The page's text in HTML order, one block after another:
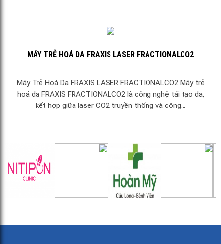
MÁY TRẺ HOÁ DA FRAXIS LASER FRACTIONALCO2
Máy Trẻ Hoá Da FRAXIS LASER FRACTIONALCO2 Máy trẻ
hoá da FRAXIS FRACTIONALCO2 là công nghệ tái tạo da,
kết hợp giữa laser CO2 truyền thống và công...